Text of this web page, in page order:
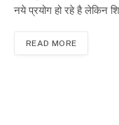
नये प्रयोग हो रहे है लेकिन
READ MORE